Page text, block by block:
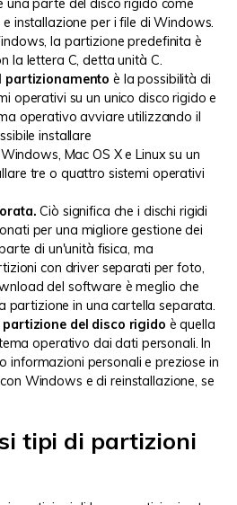
una parte del disco rigido come
installazione per i file di Windows.
la partizione predefinita è
la lettera C, detta unità C.
partizionamento è la possibilità di
operativi su un unico disco rigido e
operativo avviare utilizzando il
installare
Mac OS X e Linux su un
tre o quattro sistemi operativi
Ciò significa che i dischi rigidi
per una migliore gestione dei
di un'unità fisica, ma
con driver separati per foto,
del software è meglio che
partizione in una cartella separata.
del disco rigido è quella
operativo dai dati personali. In
informazioni personali e preziose in
Windows e di reinstallazione, se
tipi di partizioni